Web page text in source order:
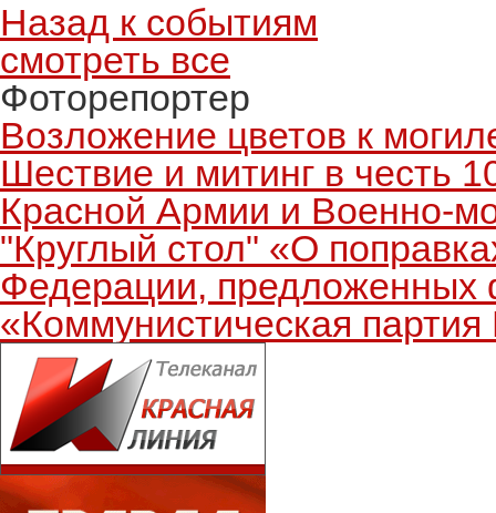
Назад к событиям
смотреть все
Фоторепортер
Возложение цветов к
Шествие и митинг в честь
Красной Армии и Военно-
"Круглый стол" «О
Федерации, предложенных
«Коммунистическая